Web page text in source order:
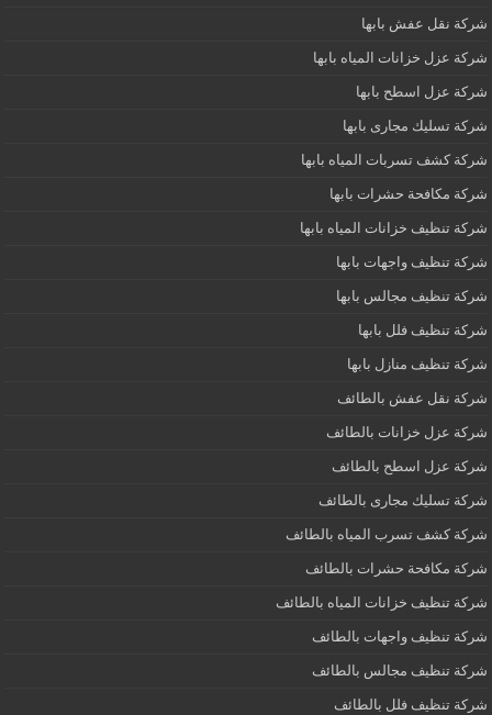
شركة نقل عفش بابها
شركة عزل خزانات المياه بابها
شركة عزل اسطح بابها
شركة تسليك مجارى بابها
شركة كشف تسربات المياه بابها
شركة مكافحة حشرات بابها
شركة تنظيف خزانات المياه بابها
شركة تنظيف واجهات بابها
شركة تنظيف مجالس بابها
شركة تنظيف فلل بابها
شركة تنظيف منازل بابها
شركة نقل عفش بالطائف
شركة عزل خزانات بالطائف
شركة عزل اسطح بالطائف
شركة تسليك مجارى بالطائف
شركة كشف تسرب المياه بالطائف
شركة مكافحة حشرات بالطائف
شركة تنظيف خزانات المياه بالطائف
شركة تنظيف واجهات بالطائف
شركة تنظيف مجالس بالطائف
شركة تنظيف فلل بالطائف